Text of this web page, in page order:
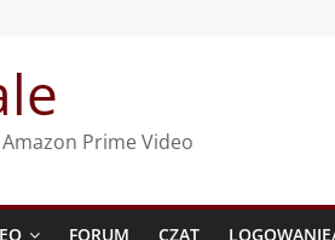
Prime Video
FORUM CZAT